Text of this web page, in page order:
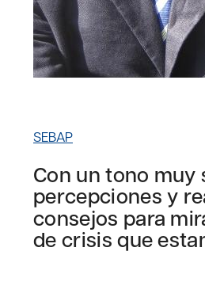
SEBAP
Con un tono
percepciones y
consejos para
de crisis que